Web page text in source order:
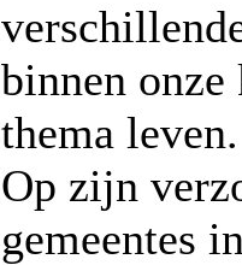
binnen
thema leven.
Op zijn
gemeentes